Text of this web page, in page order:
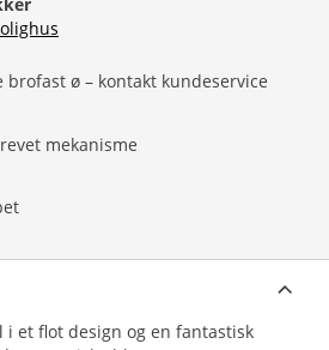
mekanisme
ø – kontakt kundeservice
et flot design og en fantastisk